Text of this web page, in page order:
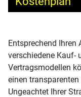
Entsprechend Ihren
verschiedene Kauf-
Vertragsmodellen
einen
Ungeachtet Ihrer